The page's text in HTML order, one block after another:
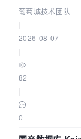
数联动全闭环
葡萄城技术团队
2026-08-07
82
0